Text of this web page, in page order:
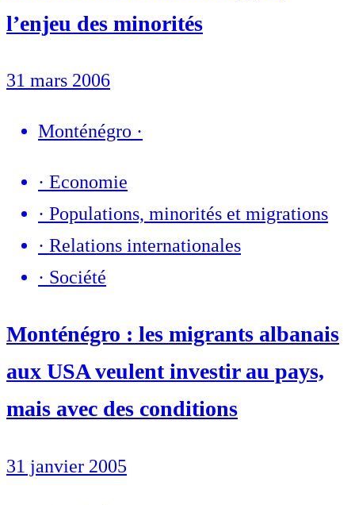
l’enjeu des minorités
31 mars 2006
Monténégro ·
· Economie
· Populations, minorités et migrations
· Relations internationales
· Société
Monténégro : les migrants albanais
aux USA veulent investir au pays,
mais avec des conditions
31 janvier 2005